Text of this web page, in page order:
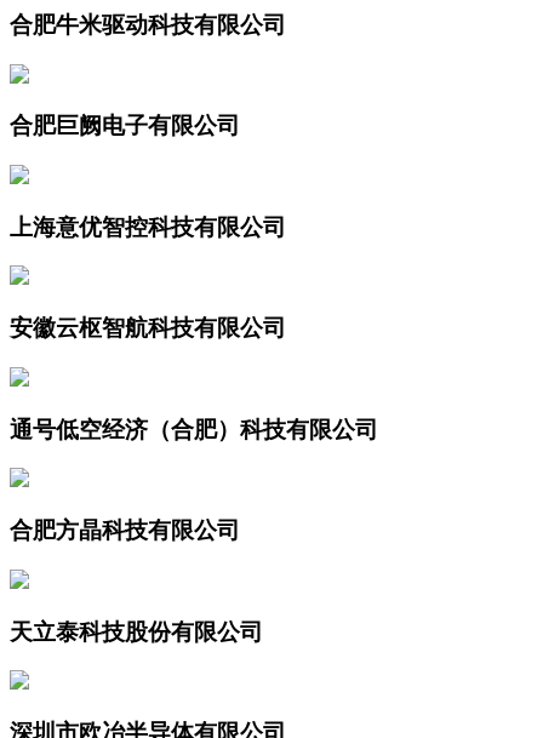
合肥牛米驱动科技有限公司
合肥巨阙电子有限公司
上海意优智控科技有限公司
安徽云枢智航科技有限公司
通号低空经济（合肥）科技有限公司
合肥方晶科技有限公司
天立泰科技股份有限公司
深圳市欧冶半导体有限公司